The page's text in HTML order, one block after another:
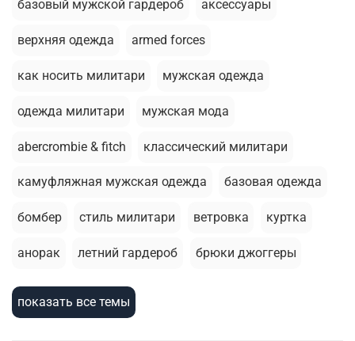
базовый мужской гардероб аксессуары
верхняя одежда armed forces
как носить милитари мужская одежда
одежда милитари мужская мода
abercrombie & fitch классический милитари
камуфляжная мужская одежда базовая одежда
бомбер стиль милитари ветровка куртка
анорак летний гардероб брюки джоггеры
стирка базовая футболка
показать все темы